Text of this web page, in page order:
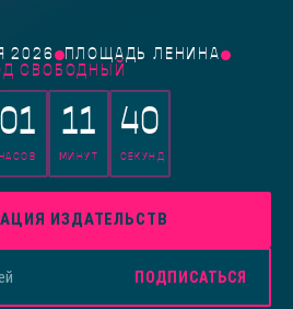
2026
ПЛОЩАДЬ ЛЕНИНА
СВОБОДНЫЙ
01
ЧАСОВ
11
МИНУТ
40
СЕКУНД
ИЗДАТЕЛЬСТВ
ПОДПИСАТЬСЯ